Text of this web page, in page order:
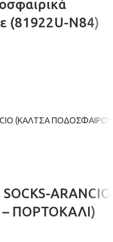
(81922U-N84)
ARANCIO
ΠΟΡΤΟΚΑΛΙ)